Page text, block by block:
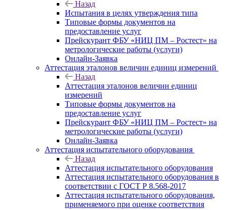
Назад
Испытания в целях утверждения типа
Типовые формы документов на
предоставление услуг
Прейскурант ФБУ «НИЦ ПМ – Ростест» на
метрологические работы (услуги)
Онлайн-Заявка
Аттестация эталонов величин единиц измерений
Назад
Аттестация эталонов величин единиц
измерений
Типовые формы документов на
предоставление услуг
Прейскурант ФБУ «НИЦ ПМ – Ростест» на
метрологические работы (услуги)
Онлайн-Заявка
Аттестация испытательного оборудования
Назад
Аттестация испытательного оборудования
Аттестация испытательного оборудования в
соответствии с ГОСТ Р 8.568-2017
Аттестация испытательного оборудования,
применяемого при оценке соответствия